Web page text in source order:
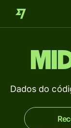
Dados do